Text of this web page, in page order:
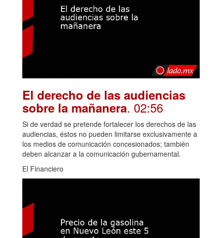
El derecho de las audiencias
sobre la mañanera. 02:56
Si de verdad se pretende fortalecer los derechos de las
audiencias, éstos no pueden limitarse exclusivamente a
los medios de comunicación concesionados; también
deben alcanzar a la comunicación gubernamental.
El Financiero